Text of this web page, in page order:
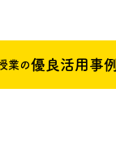
業の優良活用事例